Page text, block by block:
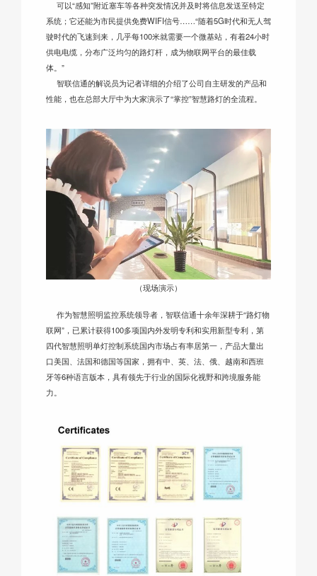
可以“感知”附近塞车等各种突发情况并及时将信息发送至特定
系统；它还能为市民提供免费WIFI信号……“随着5G时代和无人驾
驶时代的飞速到来，几乎每100米就需要一个微基站，有着24小时
供电电缆，分布广泛均匀的路灯杆，成为物联网平台的最佳载
体。”
智联信通的解说员为记者详细的介绍了公司自主研发的产品和
性能，也在总部大厅中为大家演示了“掌控”智慧路灯的全流程。
（现场演示）
作为智慧照明监控系统领导者，智联信通十余年深耕于“路灯物
联网”，已累计获得100多项国内外发明专利和实用新型专利，第
四代智慧照明单灯控制系统国内市场占有率居第一，产品大量出
口美国、法国和德国等国家，拥有中、英、法、俄、越南和西班
牙等6种语言版本，具有领先于行业的国际化视野和跨境服务能
力。